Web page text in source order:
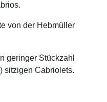
von der Hebmüller
geringer Stückzahl
sitzigen Cabriolets.